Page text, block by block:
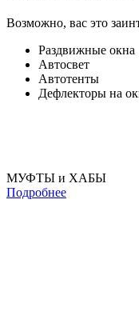
Возможно, вас это
Раздвижные окна
Автосвет
Автотенты
Дефлекторы на
МУФТЫ и ХАБЫ
Подробнее